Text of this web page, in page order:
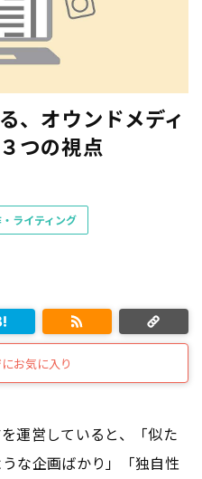
、オウンドメディ
つの視点
ライティング
お気に入り
運営していると、「似た
な企画ばかり」「独自性